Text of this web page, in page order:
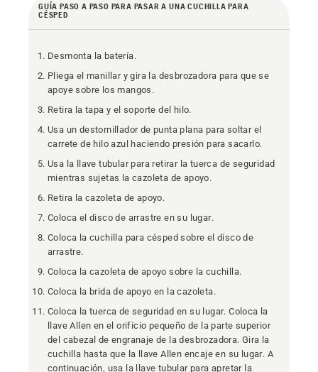
GUÍA PASO A PASO PARA PASAR A UNA CUCHILLA PARA
CÉSPED
Desmonta la batería.
Pliega el manillar y gira la desbrozadora para que se
apoye sobre los mangos.
Retira la tapa y el soporte del hilo.
Usa un destornillador de punta plana para soltar el
carrete de hilo azul haciendo presión para sacarlo.
Usa la llave tubular para retirar la tuerca de seguridad
mientras sujetas la cazoleta de apoyo.
Retira la cazoleta de apoyo.
Coloca el disco de arrastre en su lugar.
Coloca la cuchilla para césped sobre el disco de
arrastre.
Coloca la cazoleta de apoyo sobre la cuchilla.
Coloca la brida de apoyo en la cazoleta.
Coloca la tuerca de seguridad en su lugar. Coloca la
llave Allen en el orificio pequeño de la parte superior
del cabezal de engranaje de la desbrozadora. Gira la
cuchilla hasta que la llave Allen encaje en su lugar. A
continuación, usa la llave tubular para apretar la